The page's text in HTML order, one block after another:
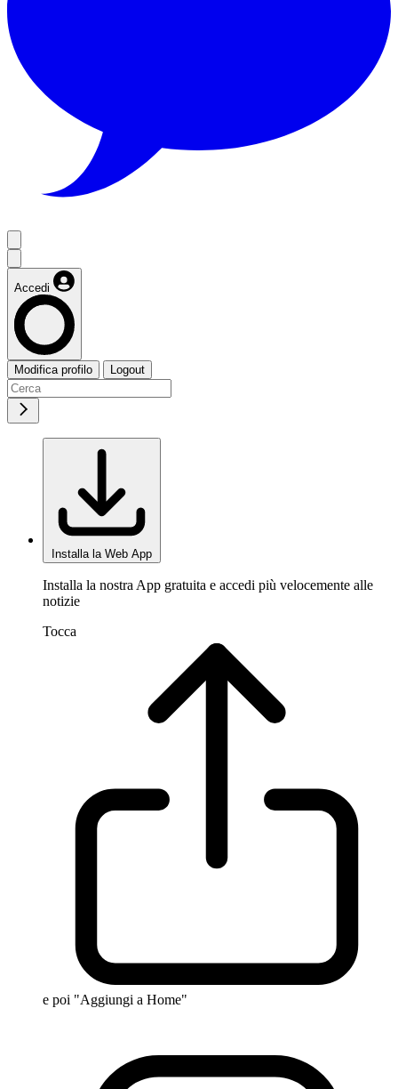
Accedi
Modifica profilo Logout
Installa la Web App
Installa la nostra App gratuita e accedi più velocemente alle
notizie
Tocca
e poi "Aggiungi a Home"